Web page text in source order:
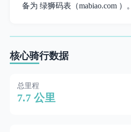
备为 绿狮码表（mabiao.com ）。
核心骑行数据
总里程
7.7 公里